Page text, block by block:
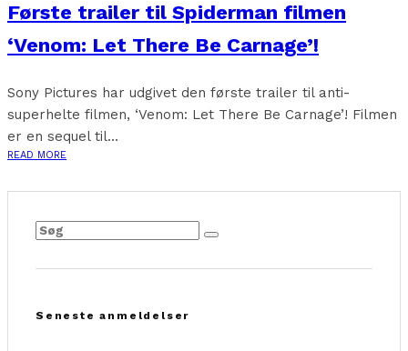
Første trailer til Spiderman filmen
‘Venom: Let There Be Carnage’!
Sony Pictures har udgivet den første trailer til anti-
superhelte filmen, ‘Venom: Let There Be Carnage’! Filmen
er en sequel til...
READ MORE
Seneste anmeldelser